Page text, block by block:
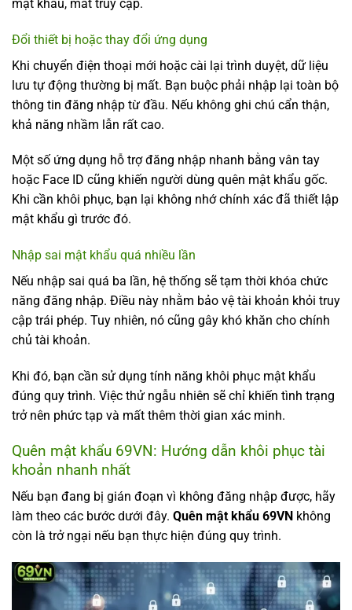
mật khẩu, mất truy cập.
Đổi thiết bị hoặc thay đổi ứng dụng
Khi chuyển điện thoại mới hoặc cài lại trình duyệt, dữ liệu
lưu tự động thường bị mất. Bạn buộc phải nhập lại toàn bộ
thông tin đăng nhập từ đầu. Nếu không ghi chú cẩn thận,
khả năng nhầm lẫn rất cao.
Một số ứng dụng hỗ trợ đăng nhập nhanh bằng vân tay
hoặc Face ID cũng khiến người dùng quên mật khẩu gốc.
Khi cần khôi phục, bạn lại không nhớ chính xác đã thiết lập
mật khẩu gì trước đó.
Nhập sai mật khẩu quá nhiều lần
Nếu nhập sai quá ba lần, hệ thống sẽ tạm thời khóa chức
năng đăng nhập. Điều này nhằm bảo vệ tài khoản khỏi truy
cập trái phép. Tuy nhiên, nó cũng gây khó khăn cho chính
chủ tài khoản.
Khi đó, bạn cần sử dụng tính năng khôi phục mật khẩu
đúng quy trình. Việc thử ngẫu nhiên sẽ chỉ khiến tình trạng
trở nên phức tạp và mất thêm thời gian xác minh.
Quên mật khẩu 69VN: Hướng dẫn khôi phục tài
khoản nhanh nhất
Nếu bạn đang bị gián đoạn vì không đăng nhập được, hãy
làm theo các bước dưới đây. Quên mật khẩu 69VN không
còn là trở ngại nếu bạn thực hiện đúng quy trình.